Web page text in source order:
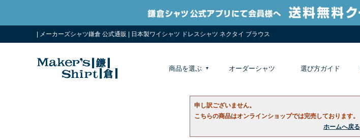
| メーカーズシャツ鎌倉 公式通販 | 日本製ワイシャツ ドレスシャツ ネクタイ ブラウス
商品を選ぶ オーダーシャツ 選び方ガイド
申し訳ございません。
こちらの商品はオンラインショップでは完売しております。
ホームへ戻る